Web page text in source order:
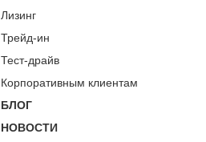
Лизинг
Трейд-ин
Тест-драйв
Корпоративным клиентам
БЛОГ
НОВОСТИ